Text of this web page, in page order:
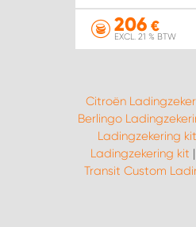
206 €
EXCL. 21 % BTW
Citroën
Berlingo
Ladingzekering kit
Ladingzekering kit |
Transit Custom